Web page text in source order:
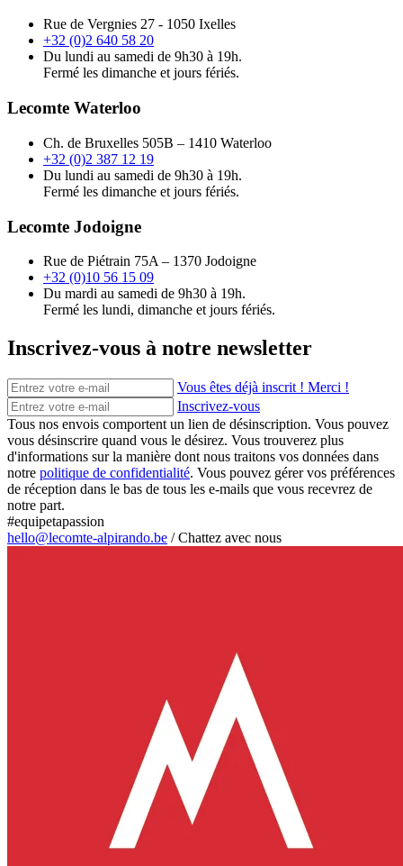
Rue de Vergnies 27 - 1050 Ixelles
+32 (0)2 640 58 20
Du lundi au samedi de 9h30 à 19h.
Fermé les dimanche et jours fériés.
Lecomte Waterloo
Ch. de Bruxelles 505B – 1410 Waterloo
+32 (0)2 387 12 19
Du lundi au samedi de 9h30 à 19h.
Fermé les dimanche et jours fériés.
Lecomte Jodoigne
Rue de Piétrain 75A – 1370 Jodoigne
+32 (0)10 56 15 09
Du mardi au samedi de 9h30 à 19h.
Fermé les lundi, dimanche et jours fériés.
Inscrivez-vous à notre newsletter
Vous êtes déjà inscrit ! Merci !
Inscrivez-vous
Tous nos envois comportent un lien de désinscription. Vous pouvez
vous désinscrire quand vous le désirez. Vous trouverez plus
d'informations sur la manière dont nous traitons vos données dans
notre politique de confidentialité. Vous pouvez gérer vos préférences
de réception dans le bas de tous les e-mails que vous recevrez de
notre part.
#equipetapassion
hello@lecomte-alpirando.be /Chattez avec nous